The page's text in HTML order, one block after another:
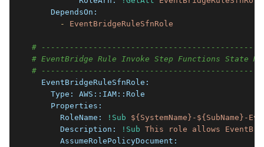
    DependsOn:
      -
EventBridgeRuleSfnRole
#
# EventBridge Rule Invoke Step Functions State
#
  EventBridgeRuleSfnRole:
    Type:
AWS::IAM::Role
    Properties:
      RoleName:
!Sub
${SystemName}-${SubName}-
      Description:
!Sub This role allows
      AssumeRolePolicyDocument: